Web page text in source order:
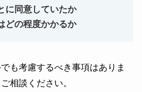
に同意していたか
どの程度かかるか
も考慮するべき事項はありま
相談ください。